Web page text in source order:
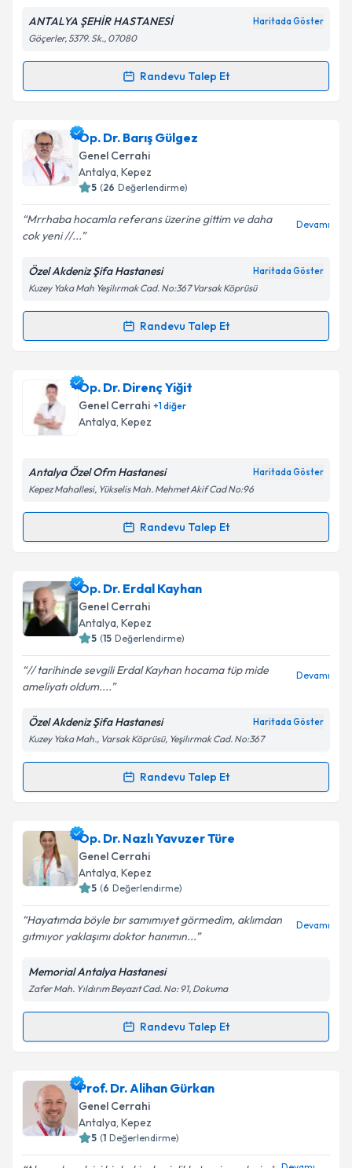
ANTALYA ŞEHİR HASTANESİ Haritada Göster
Göçerler, 5379. Sk., 07080
Randevu Talep Et
Randevu Takvimi Talebi
Op. Dr. Cemal Özben Ensari
talebi oluşturun. Size bu uzmandan randevu almanız
için bir takvim hazırlandığında e-posta ile
bilgilendireceğiz.
E-posta Adresiniz
Kişisel verilerimin işlenmesine ilişkinAydınlatma
Metni'ni okudum ve kişisel verilerimin belirtilen
kapsamda işlenmesini kabul ediyorum.
Op. Dr. Barış Gülgez
Genel Cerrahi
Antalya, Kepez
5 (26 Değerlendirme)
Mrrhaba hocamla referans üzerine gittim ve daha
cok yeni //...
Devamı
Özel Akdeniz Şifa Hastanesi Haritada Göster
Kuzey Yaka Mah Yeşilırmak Cad. No:367 Varsak Köprüsü
Randevu Talep Et
Randevu Takvimi Talebi
Op. Dr. Barış Gülgeziçin randevu takvimi talebi
oluşturun. Size bu uzmandan randevu almanız için bir
takvim hazırlandığında e-posta ile bilgilendireceğiz.
Kişisel verilerimin işlenmesine ilişkin
Metni'ni okudum ve kişisel verilerimin belirtilen
Takvim Talebini Gönder
Op. Dr. Direnç Yiğit
Genel Cerrahi +1diğer
Antalya, Kepez
Antalya Özel Ofm Hastanesi Haritada Göster
Kepez Mahallesi, Yükselis Mah. Mehmet Akif Cad No:96
Randevu Talep Et
Randevu Takvimi Talebi
Op. Dr. Direnç Yiğitiçin randevu takvimi talebi
oluşturun. Size bu uzmandan randevu almanız için bir
takvim hazırlandığında e-posta ile bilgilendireceğiz.
Kişisel verilerimin işlenmesine ilişkin
Aydınlatma
Metni'ni okudum ve kişisel verilerimin belirtilen
kapsamda işlenmesini kabul ediyorum.
Op. Dr. Erdal Kayhan
Genel Cerrahi
Antalya, Kepez
5 (15 Değerlendirme)
// tarihinde sevgili Erdal Kayhan hocama tüp mide
ameliyatı oldum....
Devamı
Özel Akdeniz Şifa Hastanesi Haritada Göster
Kuzey Yaka Mah., Varsak Köprüsü, Yeşilırmak Cad. No:367
Randevu Talep Et
Randevu Takvimi Talebi
Op. Dr. Erdal Kayhaniçin randevu takvimi talebi
oluşturun. Size bu uzmandan randevu almanız için bir
takvim hazırlandığında e-posta ile bilgilendireceğiz.
Kişisel verilerimin işlenmesine ilişkin
Metni'ni okudum ve kişisel verilerimin belirtilen
kapsamda işlenmesini kabul ediyorum.
Op. Dr. Nazlı Yavuzer Türe
Genel Cerrahi
Antalya, Kepez
5 (6 Değerlendirme)
Hayatımda böyle bır samımıyet görmedim, aklımdan
gıtmıyor yaklaşımı doktor hanımın...
Devamı
Memorial Antalya Hastanesi
Zafer Mah. Yıldırım Beyazıt Cad. No: 91, Dokuma
Randevu Talep Et
Randevu Takvimi Talebi
Op. Dr. Nazlı Yavuzer Türeiçin randevu takvimi
talebi oluşturun. Size bu uzmandan randevu almanız
için bir takvim hazırlandığında e-posta ile
bilgilendireceğiz.
E-posta Adresiniz
Prof. Dr. Alihan Gürkan
Genel Cerrahi
Antalya, Kepez
5 (1 Değerlendirme)